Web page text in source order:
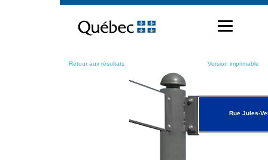
contenu
Retour aux résultats Version imprimable
Rue Jules-